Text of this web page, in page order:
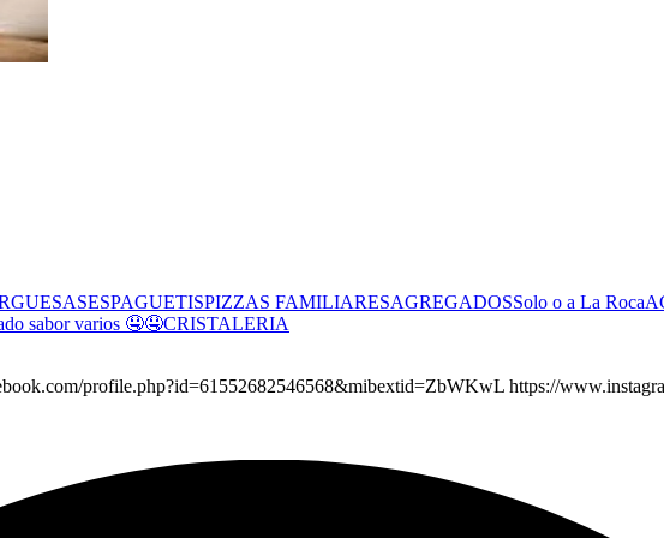
ESPAGUETISPIZZAS FAMILIARESAGREGADOSSolo o a La Roca
sabor varios 🤤🤤CRISTALERIA
profile.php?id=61552682546568&mibextid=ZbWKwL https://